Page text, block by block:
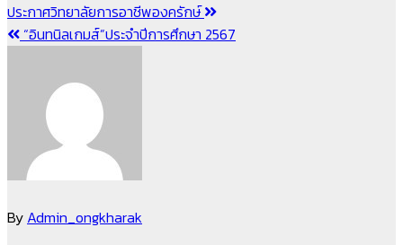
แนะแนว
เรื่อง
ประกาศวิทยาลัยการอาชีพองครักษ์
“อินทนิลเกมส์”ประจำปีการศึกษา 2567
By Admin_ongkharak